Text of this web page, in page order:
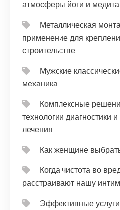
атмосферы йоги и
Металлическая
применение для
строительстве
Мужские
механика
Комплексные
технологии диагностики
лечения
Как женщине
Когда чистота во
расстраивают нашу
Эффективные услуги